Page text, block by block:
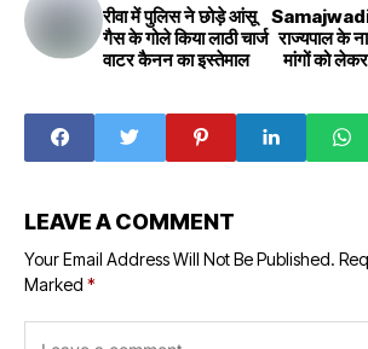
रीवा में पुलिस ने छोड़े आंसू
गैस के गोले किया लाठी चार्ज
वाटर कैनन का इस्तेमाल
राज्यपाल के
मांगों को
उचित
LEAVE A COMMENT
Your Email Address Will Not Be Published.
Marked *